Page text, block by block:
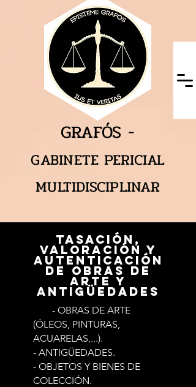
GRAFÓS -
GABINETE PERICIAL
MULTIDISCIPLINAR
TASACIÓN,
VALORACIÓN Y
AUTENTICACIÓN
DE OBRAS DE
ARTE Y
ANTIGÜEDADES
- OBRAS DE ARTE
(ÓLEOS, PINTURAS,
ACUARELAS,...).
- ANTIGÜEDADES.
- OBJETOS Y BIENES DE
COLECCIÓN.